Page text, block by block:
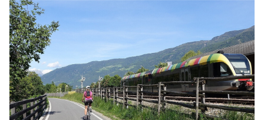
Lingaz:
DEU
ITA LAD ENG